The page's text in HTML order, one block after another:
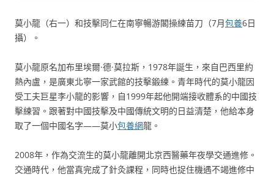
莫小龍（右一）和技擊同仁在南寧暢游閣操練苗刀（7月包養6日
攝）。
莫小龍原名加布里埃爾·德·莫拉斯，1978年誕生，來自巴西里約
熱內盧，是廣東北寧一家武館的技擊鍛練。青年時代的莫小龍因
受工夫巨星李小龍的影響，自1999年起他開端接收體系的中國技
擊練習。跟著對中國技擊及中國傳統文明的日益清楚，他給本身
取了一個中國名字——莫小包養網龍。
2008年，作為交流生的莫小龍離開北京西醫藥年夜學交通進修。
交通時代，他當真完成了針灸課程，同時也捉住機遇不竭進修中